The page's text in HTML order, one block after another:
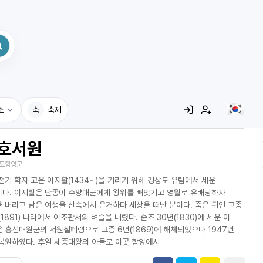
시피
사전
축 축제
서원
함양군
기 학자 고은 이지활(1434∼)을 기리기 위해 경상도 유림에서 세운
다. 이지활은 단종이 수양대군에게 왕위를 빼앗기고 영월로 유배당하자
버리고 남은 여생을 산속에서 은거하다 세상을 떠난 분이다. 죽은 뒤인 고종
나라에서 이조판서의 벼슬을 내렸다. 순조 30년(1830)에 세운 이
흥선대원군의 서원철폐령으로 고종 6년(1869)에 해체되었으나 1947년
원하였다. 후일 세종대왕의 아들로 이곳 함양에서